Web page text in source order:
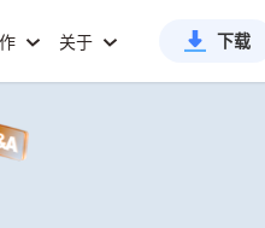
关于 下载